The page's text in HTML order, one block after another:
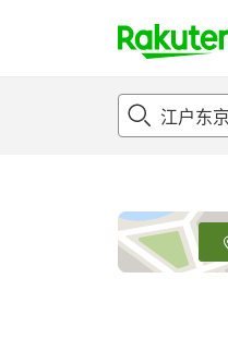
t
p
e
_
s